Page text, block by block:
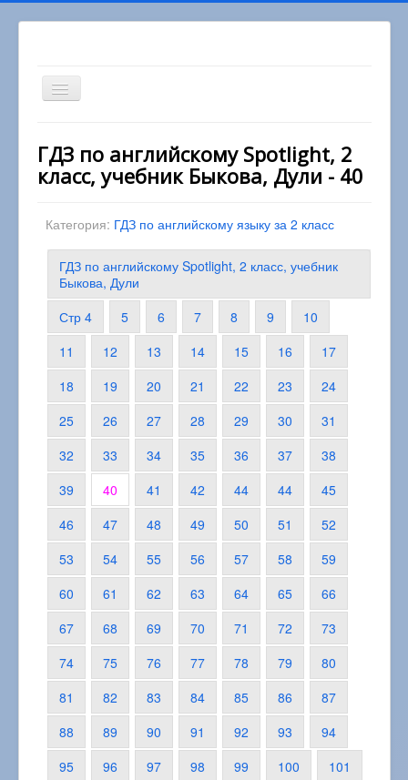
Включить/
выключить
Вы здесь:
Английский язык 2 класс
ГДЗ по английскому Spotlight, 2 класс, учебник
Быкова, Дули
ГДЗ по английскому Spotlight, 2
класс, учебник Быкова, Дули - 40
Категория: ГДЗ по английскому языку за 2 класс
ГДЗ по английскому Spotlight, 2 класс, учебник
Быкова, Дули
Стр 4
5 6 7 8 9
10
11
12 13 14 15 16
17
18
19 20 21 22 23
24
25
26 27 28 29 30
31
32
33 34 35 36 37
38
39
40 41 42 44 44
45
46
47 48 49 50 51
52
53
54 55 56 57 58
59
60
61 62 63 64 65
66
67
68 69 70 71 72
73
74
75 76 77 78 79
80
81
82 83 84 85 86
87
88
89 90 91 92 93
94
95
96 97 98 99 100
101